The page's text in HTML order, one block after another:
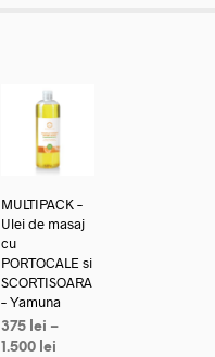
MULTIPACK –
Ulei de masaj
cu
PORTOCALE si
SCORTISOARA
– Yamuna
375 lei –
1.500 lei